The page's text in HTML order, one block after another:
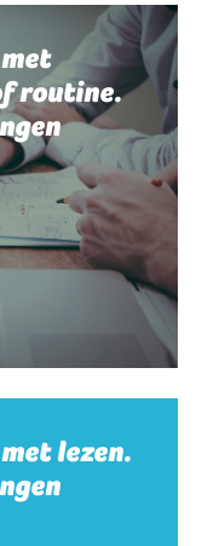
routine.
lezen.